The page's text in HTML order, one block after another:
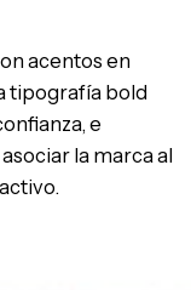
acentos en
tipografía bold
e
la marca al